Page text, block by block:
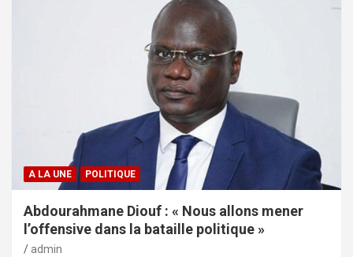
A LA UNE POLITIQUE
Abdourahmane Diouf : « Nous allons mener
l’offensive dans la bataille politique »
admin